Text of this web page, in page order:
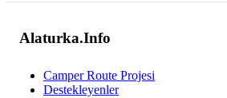
Alaturka.Info
Camper Route Projesi
Destekleyenler